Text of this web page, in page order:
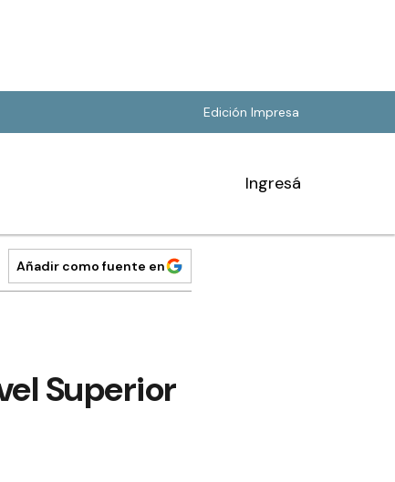
Edición Impresa
Ingresá
Añadir como fuente en
Superior